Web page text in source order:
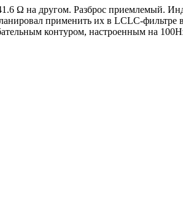
Ω на другом. Разброс приемлемый.
применить их в LCLC-фильтре
контуром, настроенным на